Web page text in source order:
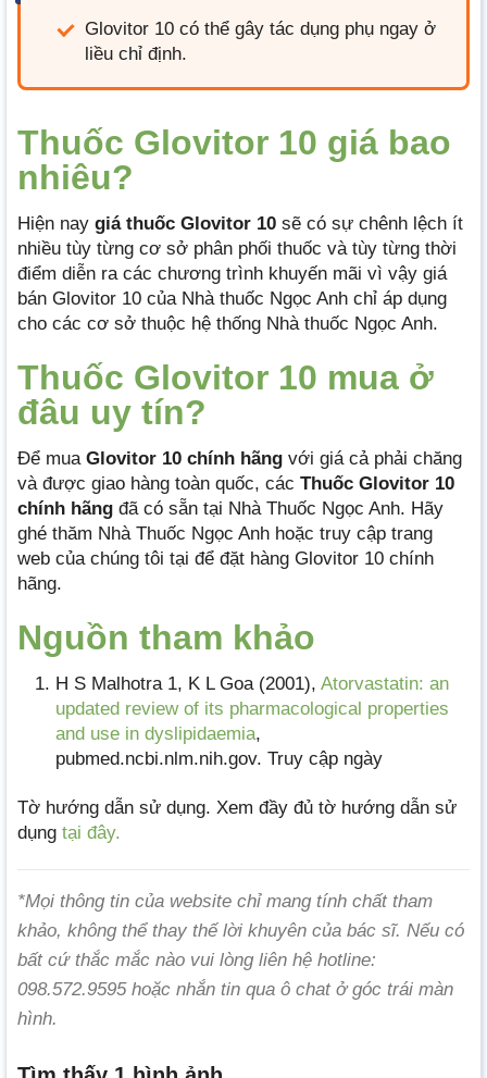
Glovitor 10 có thể gây tác dụng phụ ngay ở
liều chỉ định.
Thuốc Glovitor 10 giá bao
nhiêu?
Hiện nay giá thuốc Glovitor 10 sẽ có sự chênh lệch ít
nhiều tùy từng cơ sở phân phối thuốc và tùy từng thời
điểm diễn ra các chương trình khuyến mãi vì vậy giá
bán Glovitor 10 của Nhà thuốc Ngọc Anh chỉ áp dụng
cho các cơ sở thuộc hệ thống Nhà thuốc Ngọc Anh.
Thuốc Glovitor 10 mua ở
đâu uy tín?
Để mua Glovitor 10 chính hãng với giá cả phải chăng
và được giao hàng toàn quốc, các Thuốc Glovitor 10
chính hãng đã có sẵn tại Nhà Thuốc Ngọc Anh. Hãy
ghé thăm Nhà Thuốc Ngọc Anh hoặc truy cập trang
web của chúng tôi tại để đặt hàng Glovitor 10 chính
hãng.
Nguồn tham khảo
H S Malhotra 1, K L Goa (2001), Atorvastatin: an
updated review of its pharmacological properties
and use in dyslipidaemia,
pubmed.ncbi.nlm.nih.gov. Truy cập ngày
Tờ hướng dẫn sử dụng. Xem đầy đủ tờ hướng dẫn sử
dụng tại đây.
*Mọi thông tin của website chỉ mang tính chất tham
khảo, không thể thay thế lời khuyên của bác sĩ. Nếu có
bất cứ thắc mắc nào vui lòng liên hệ hotline:
098.572.9595 hoặc nhắn tin qua ô chat ở góc trái màn
hình.